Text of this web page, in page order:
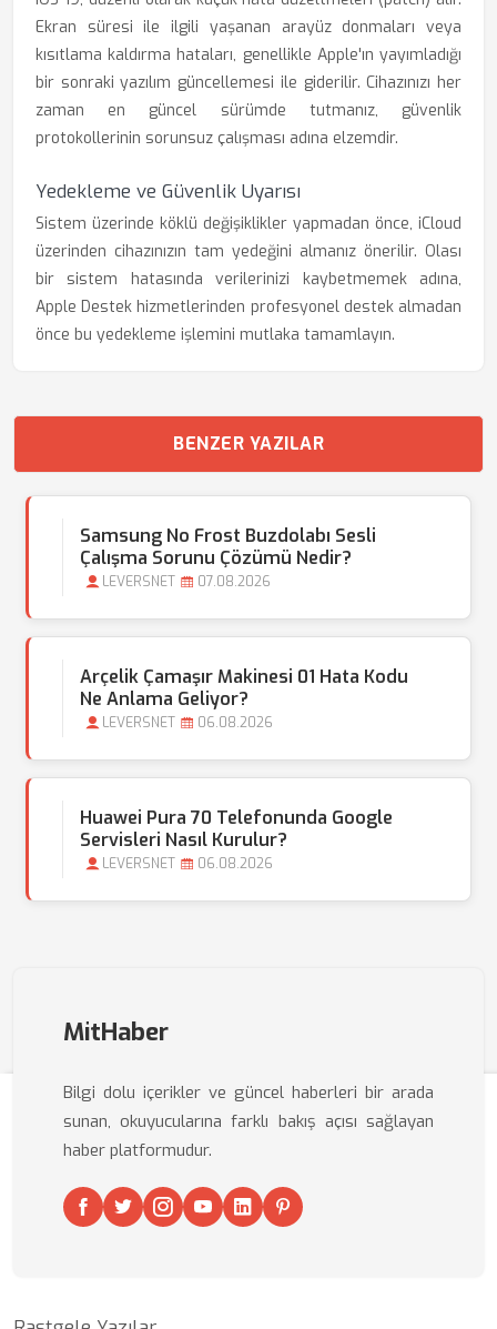
Ekran süresi ile ilgili yaşanan arayüz donmaları veya
kısıtlama kaldırma hataları, genellikle Apple'ın yayımladığı
bir sonraki yazılım güncellemesi ile giderilir. Cihazınızı her
zaman en güncel sürümde tutmanız, güvenlik
protokollerinin sorunsuz çalışması adına elzemdir.
Yedekleme ve Güvenlik Uyarısı
Sistem üzerinde köklü değişiklikler yapmadan önce, iCloud
üzerinden cihazınızın tam yedeğini almanız önerilir. Olası
bir sistem hatasında verilerinizi kaybetmemek adına,
Apple Destek hizmetlerinden profesyonel destek almadan
önce bu yedekleme işlemini mutlaka tamamlayın.
BENZER YAZILAR
Samsung No Frost Buzdolabı Sesli
Çalışma Sorunu Çözümü Nedir?
LEVERSNET 07.08.2026
Arçelik Çamaşır Makinesi 01 Hata Kodu
Ne Anlama Geliyor?
LEVERSNET 06.08.2026
Huawei Pura 70 Telefonunda Google
Servisleri Nasıl Kurulur?
LEVERSNET 06.08.2026
MitHaber
Bilgi dolu içerikler ve güncel haberleri bir arada
sunan, okuyucularına farklı bakış açısı sağlayan
haber platformudur.